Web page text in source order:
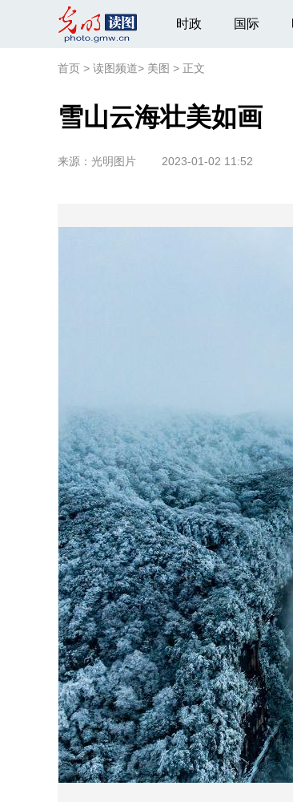
时政 国际
首页 > 读图频道> 美图 > 正文
雪山云海壮美如画
来源： 光明图片 2023-01-02 11:52